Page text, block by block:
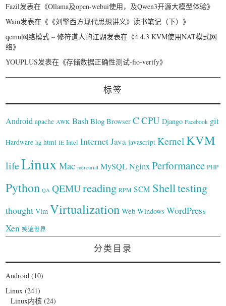
Fazil发表在《Ollama及open-webui使用，及Qwen3开源大模型体验》
Wain发表在《 《刘擎西方现代思想讲义》读书笔记（下）》
qemu网络模式 – 修符道人的江湖发表在《4.4.3 KVM使用NAT模式网
络》
YOUPLUS发表在《存储数据正确性测试-fio-verify》
标签
Android apache AWK Bash Blog Browser C CPU Django Facebook git
Hardware hg html IE Intel InternetJava javascript Kernel KVM
lifeLinux Mac mercurial MySQLNginx Performance PHP
Python QA QEMUreading RPM SCM Shelltesting
thought Vim Virtualization Web Windows WordPress
Xen 笑遍世界
分类目录
Android (10)
Linux (241)
Linux内核 (24)